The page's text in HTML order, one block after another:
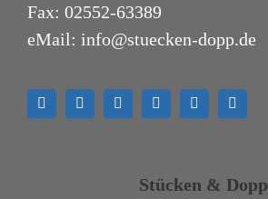
Fax: 02552-63389
eMail: info@stuecken-dopp.de
Stücken & Dopp